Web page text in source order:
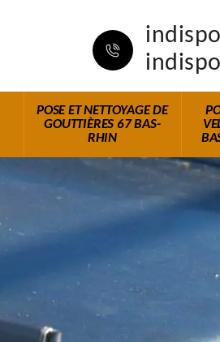
POSE ET NETTOYAGE DE
GOUTTIÈRES 67 BAS-
RHIN